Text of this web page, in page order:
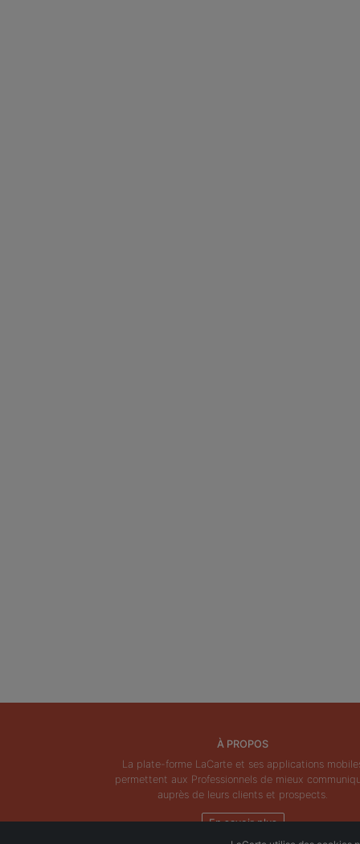
À PROPOS
La plate-forme LaCarte et ses applications
permettent aux Professionnels de mieux
auprès de leurs clients et prospects.
En savoir plus